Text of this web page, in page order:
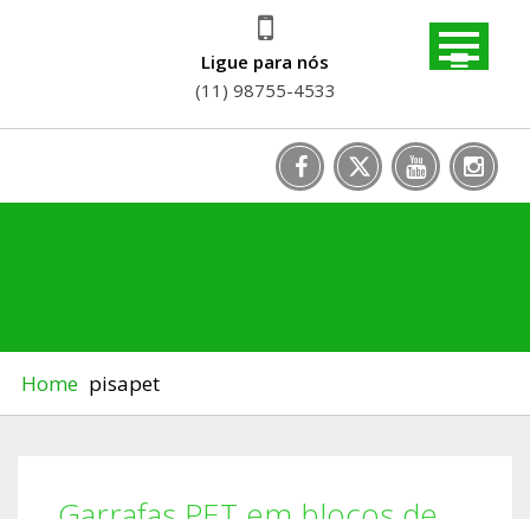
Ligue para nós
(11) 98755-4533
Home pisapet